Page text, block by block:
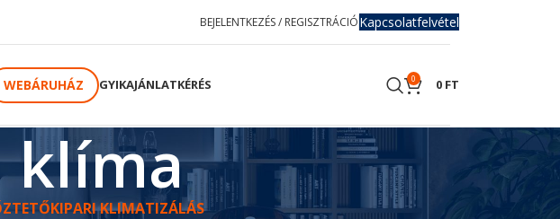
BEJELENTKEZÉS / REGISZTRÁCIÓKapcsolatfelvétel
WEBÁRUHÁZ GYIKAJÁNLATKÉRÉS 0 0 FT
klíma
IPARI KLIMATIZÁLÁS